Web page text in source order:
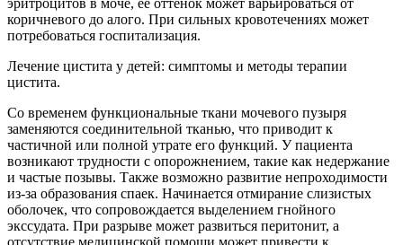
эритроцитов в моче, ее оттенок может варьироваться от
коричневого до алого. При сильных кровотечениях может
потребоваться госпитализация.
Лечение цистита у детей: симптомы и методы терапии
цистита.
Со временем функциональные ткани мочевого пузыря
заменяются соединительной тканью, что приводит к
частичной или полной утрате его функций. У пациента
возникают трудности с опорожнением, такие как недержание
и частые позывы. Также возможно развитие непроходимости
из-за образования спаек. Начинается отмирание слизистых
оболочек, что сопровождается выделением гнойного
экссудата. При разрыве может развиться перитонит, а